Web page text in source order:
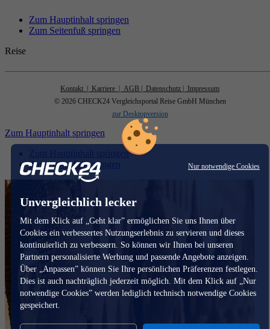
Nur notwendige Cookies
Unvergleichlich lecker
Mit dem Klick auf „Geht klar” ermöglichen Sie uns Ihnen über
Cookies ein verbessertes Nutzungserlebnis zu servieren und dieses
kontinuierlich zu verbessern. So können wir Ihnen bei unseren
Partnern personalisierte Werbung und passende Angebote anzeigen.
Über „Anpassen” können Sie Ihre persönlichen Präferenzen festlegen.
Dies ist auch nachträglich jederzeit möglich. Mit dem Klick auf „Nur
notwendige Cookies” werden lediglich technisch notwendige Cookies
gespeichert.
Zum Hauptinhalt springen
Zum Seitenfuß springen
Reise
Kontakt | Karriere | AGB | Datenschutz
| Impressum
© 2026 CHECK24 Vergleichsportal Reise GmbH München
zur Desktopversion
Zum Hauptinhalt springen
Zum Hauptinhalt springen
Zum Seitenfuß springen